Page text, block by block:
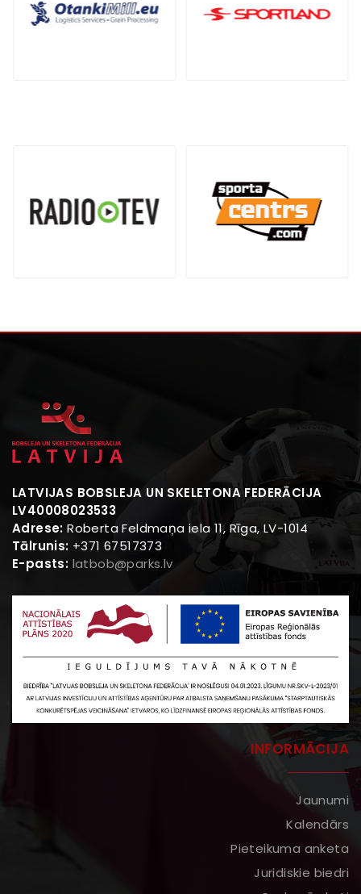
LATVIJAS BOBSLEJA UN SKELETONA FEDERĀCIJA
LV40008023533
Adrese:Roberta Feldmaņa iela 11, Rīga, LV-1014
Tālrunis: +371 67517373
E-pasts: latbob@parks.lv
INFORMĀCIJA
Jaunumi
Kalendārs
Pieteikuma anketa
Juridiskie biedri